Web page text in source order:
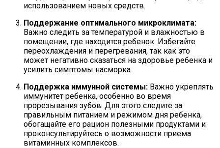
использованием новых средств.
Поддержание оптимального микроклимата:
Важно следить за температурой и влажностью в
помещении, где находится ребенок. Избегайте
переохлаждения и перегревания, так как это
может негативно сказаться на здоровье ребенка и
усилить симптомы насморка.
Поддержка иммунной системы: Важно укреплять
иммунитет ребенка, особенно во время
прорезывания зубов. Для этого следите за
правильным питанием и режимом дня ребенка,
обогащайте его рацион полезными продуктами и
проконсультируйтесь о возможности приема
витаминных комплексов.